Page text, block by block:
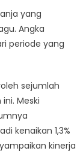
yang
Angka
periode yang
sejumlah
Meski
kenaikan 1,3%
kinerja